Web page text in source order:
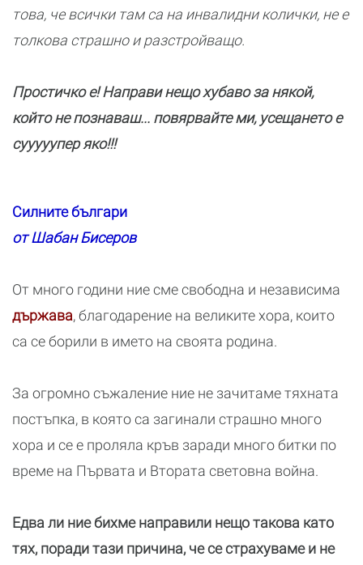
това, че всички там са на инвалидни колички, не е
толкова страшно и разстройващо.
Простичко е! Направи нещо хубаво за някой,
който не познаваш... повярвайте ми, усещането е
сууууупер яко!!!
Силните българи
от Шабан Бисеров
От много години ние сме свободна и независима
държава, благодарение на великите хора, които
са се борили в името на своята родина.
За огромно съжаление ние не зачитаме тяхната
постъпка, в която са загинали страшно много
хора и се е проляла кръв заради много битки по
време на Първата и Втората световна война.
Едва ли ние бихме направили нещо такова като
тях, поради тази причина, че се страхуваме и не